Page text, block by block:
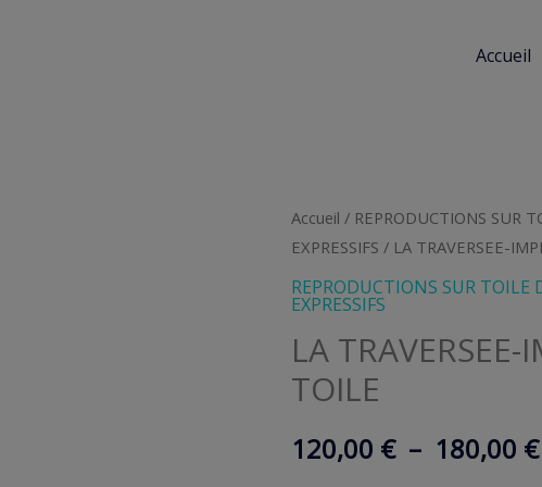
Accueil
Accueil / REPRODUCTIONS SUR
EXPRESSIFS / LA TRAVERSEE-
REPRODUCTIONS SUR
EXPRESSIFS
LA TRAVERSEE-
TOILE
120,00 € – 180,00 €